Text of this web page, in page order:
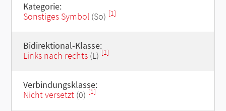
Kategorie:
Sonstiges Symbol(So) [1]
Bidirektional-Klasse:
Links nach rechts(L) [1]
Verbindungsklasse:
Nicht versetzt(0) [1]